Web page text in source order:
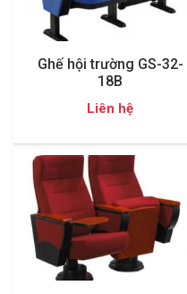
Ghế hội trường GS-32-
18B
Liên hệ